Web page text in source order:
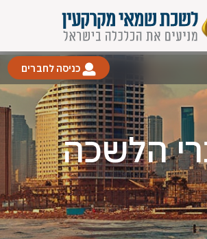
כניסה לחברים
הלשכה